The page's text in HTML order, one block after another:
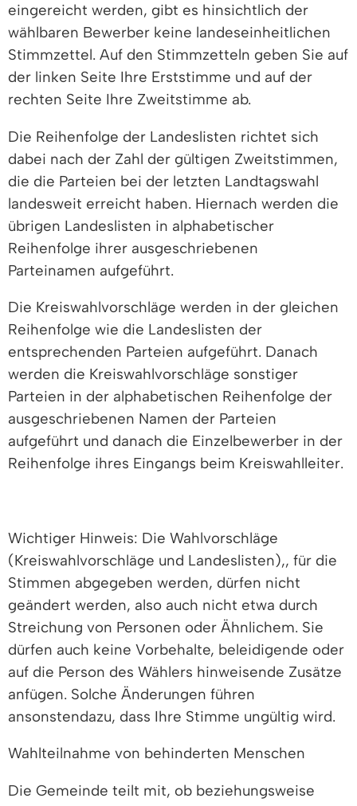
eingereicht werden, gibt es hinsichtlich der
wählbaren Bewerber keine landeseinheitlichen
Stimmzettel. Auf den Stimmzetteln geben Sie auf
der linken Seite Ihre Erststimme und auf der
rechten Seite Ihre Zweitstimme ab.
Die Reihenfolge der Landeslisten richtet sich
dabei nach der Zahl der gültigen Zweitstimmen,
die die Parteien bei der letzten Landtagswahl
landesweit erreicht haben. Hiernach werden die
übrigen Landeslisten in alphabetischer
Reihenfolge ihrer ausgeschriebenen
Parteinamen aufgeführt.
Die Kreiswahlvorschläge werden in der gleichen
Reihenfolge wie die Landeslisten der
entsprechenden Parteien aufgeführt. Danach
werden die Kreiswahlvorschläge sonstiger
Parteien in der alphabetischen Reihenfolge der
ausgeschriebenen Namen der Parteien
aufgeführt und danach die Einzelbewerber in der
Reihenfolge ihres Eingangs beim Kreiswahlleiter.
Wichtiger Hinweis: Die Wahlvorschläge
(Kreiswahlvorschläge und Landeslisten),, für die
Stimmen abgegeben werden, dürfen nicht
geändert werden, also auch nicht etwa durch
Streichung von Personen oder Ähnlichem. Sie
dürfen auch keine Vorbehalte, beleidigende oder
auf die Person des Wählers hinweisende Zusätze
anfügen. Solche Änderungen führen
ansonstendazu, dass Ihre Stimme ungültig wird.
Wahlteilnahme von behinderten Menschen
Die Gemeinde teilt mit, ob beziehungsweise